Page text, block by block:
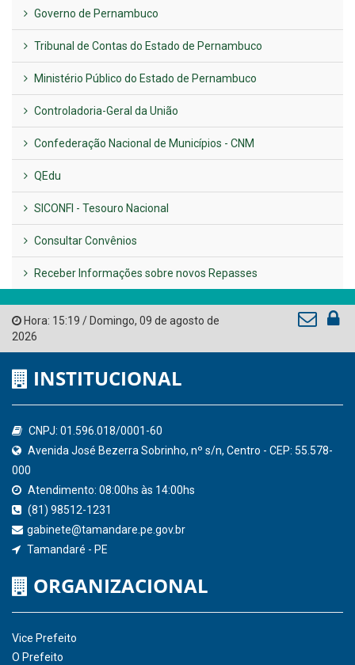
Previous
LINKS ÚTEIS
AMUPE
Governo de Pernambuco
Tribunal de Contas do Estado de Pernambuco
Ministério Público do Estado de Pernambuco
Controladoria-Geral da União
Confederação Nacional de Municípios - CNM
QEdu
Consultar Convênios
Receber Informações sobre novos Repasses
Hora:15:19/ Domingo ,09 de agosto de
2026
INSTITUCIONAL